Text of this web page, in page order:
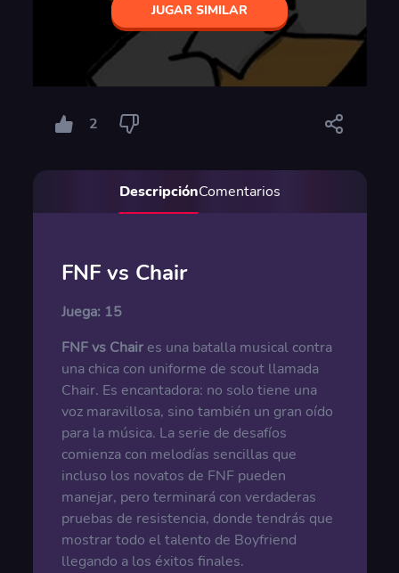
JUGAR SIMILAR
2
DescripciónComentarios
FNF vs Chair
Juega: 15
FNF vs Chaires una batalla musical contra
una chica con uniforme de scout llamada
Chair. Es encantadora: no solo tiene una
voz maravillosa, sino también un gran oído
para la música. La serie de desafíos
comienza con melodías sencillas que
incluso los novatos de FNF pueden
manejar, pero terminará con verdaderas
pruebas de resistencia, donde tendrás que
mostrar todo el talento de Boyfriend
llegando a los éxitos finales.